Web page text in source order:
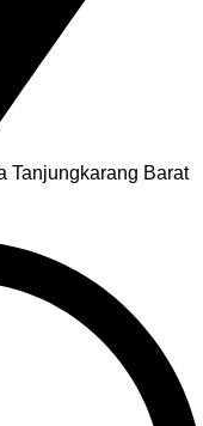
Tanjungkarang Barat